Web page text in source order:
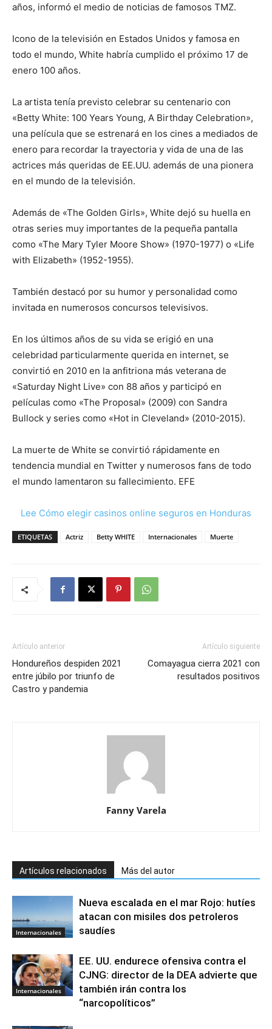
años, informó el medio de noticias de famosos TMZ.
Icono de la televisión en Estados Unidos y famosa en
todo el mundo, White habría cumplido el próximo 17 de
enero 100 años.
La artista tenía previsto celebrar su centenario con
«Betty White: 100 Years Young, A Birthday Celebration»,
una película que se estrenará en los cines a mediados de
enero para recordar la trayectoria y vida de una de las
actrices más queridas de EE.UU. además de una pionera
en el mundo de la televisión.
Además de «The Golden Girls», White dejó su huella en
otras series muy importantes de la pequeña pantalla
como «The Mary Tyler Moore Show» (1970-1977) o «Life
with Elizabeth» (1952-1955).
También destacó por su humor y personalidad como
invitada en numerosos concursos televisivos.
En los últimos años de su vida se erigió en una
celebridad particularmente querida en internet, se
convirtió en 2010 en la anfitriona más veterana de
«Saturday Night Live» con 88 años y participó en
películas como «The Proposal» (2009) con Sandra
Bullock y series como «Hot in Cleveland» (2010-2015).
La muerte de White se convirtió rápidamente en
tendencia mundial en Twitter y numerosos fans de todo
el mundo lamentaron su fallecimiento. EFE
Lee Cómo elegir casinos online seguros en Honduras
ETIQUETAS Actriz Betty WHITE Internacionales Muerte
Artículo anterior
Hondureños despiden 2021
entre júbilo por triunfo de
Castro y pandemia
Artículo siguiente
Comayagua cierra 2021 con
resultados positivos
Fanny Varela
Artículos relacionados Más del autor
Internacionales
Nueva escalada en el mar Rojo: hutíes
atacan con misiles dos petroleros
saudíes
Internacionales
EE. UU. endurece ofensiva contra el
CJNG: director de la DEA advierte que
también irán contra los
“narcopolíticos”